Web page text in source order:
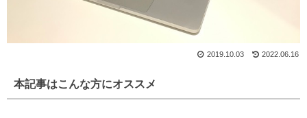
2019.10.03 2022.06.16
本記事はこんな方にオススメ